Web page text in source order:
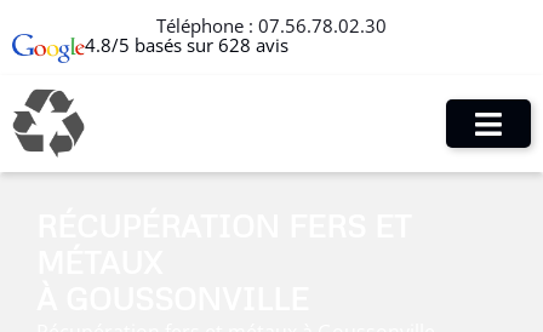
Téléphone : 07.56.78.02.30
4.8/5 basés sur 628 avis